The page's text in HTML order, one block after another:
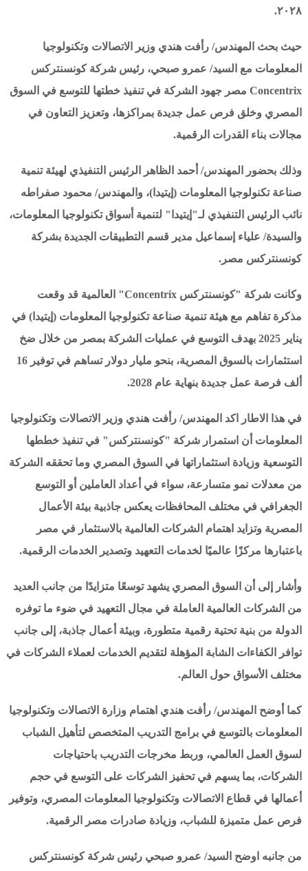
٢٠٢٨.
حيث بحث المهندس/ رأفت هندي وزير الاتصالات وتكنولوجيا
المعلومات مع السيد/ عمرو صبحي، رئيس شركة كونسنتركس
Concentrix مصر جهود الشركة في تنفيذ خطتها للتوسع في السوق
المصري وخلق فرص عمل جديدة بمراكزها، وتعزيز التعاون في
مجالات بناء القدرات الرقمية.
وذلك بحضور المهندس/ أحمد الظاهر الرئيس التنفيذي لهيئة تنمية
صناعة تكنولوجيا المعلومات (إيتيدا)، والمهندس/ محمود صفراطه
نائب الرئيس التنفيذي لـ"إيتيدا" لتنمية أسواق تكنولوجيا المعلومات،
والسيدة/ علياء إسماعيل مدير قسم التطبيقات الجديدة بشركة
كونسنتركس مصر.
وكانت شركة "كونسنتركس Concentrix" العالمية قد وقعت
مذكرة تفاهم مع هيئة تنمية صناعة تكنولوجيا المعلومات (إيتيدا) في
يناير 2025 بهدف التوسع في عمليات الشركة بمصر من خلال ضخ
استثمارات بالسوق المصرية، بنحو مليار دولار تساهم في توفير 16
ألف فرصة عمل جديدة بنهاية عام 2028.
في هذا الاطار اكد المهندس/ رأفت هندي وزير الاتصالات وتكنولوجيا
المعلومات أن استمرار شركة "كونسنتركس" في تنفيذ خططها
التوسعية وزيادة استثماراتها في السوق المصري وما تحققه الشركة
من معدلات نمو متسارعة، سواء في أعداد العاملين أو التوسع
الجغرافي في مختلف المحافظات يعكس جاذبية بيئة الأعمال
المصرية وتزايد اهتمام الشركات العالمية بالاستثمار في مصر
باعتبارها مركزًا عالميًا لخدمات التعهيد وتصدير الخدمات الرقمية.
وأشار إلى أن السوق المصري يشهد توسعًا متزايدًا من جانب العديد
من الشركات العالمية العاملة في مجال التعهيد في ضوء ما توفره
الدولة من بنية تحتية رقمية متطورة، وبيئة أعمال جاذبة، إلى جانب
توافر الكفاءات الشابة المؤهلة لتقديم الخدمات لعملاء الشركات في
مختلف الأسواق حول العالم.
كما أوضح المهندس/ رأفت هندي اهتمام وزارة الاتصالات وتكنولوجيا
المعلومات بالتوسع في برامج التدريب المتخصص لتأهيل الشباب
لسوق العمل العالمي، وربط مخرجات التدريب باحتياجات
الشركات، بما يسهم في تحفيز الشركات على التوسع في حجم
أعمالها في قطاع الاتصالات وتكنولوجيا المعلومات المصري، وتوفير
فرص عمل متميزة للشباب، وزيادة صادرات مصر الرقمية.
من جانبه اوضح السيد/ عمرو صبحي رئيس شركة كونسنتركس